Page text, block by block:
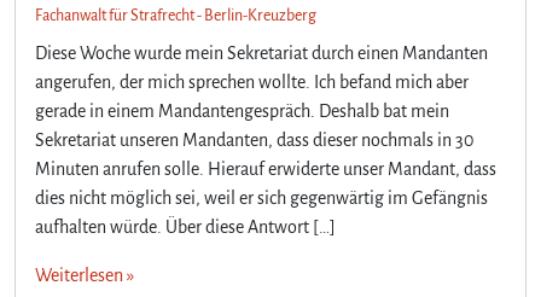
Fachanwalt für Strafrecht - Berlin-Kreuzberg
Diese Woche wurde mein Sekretariat durch einen Mandanten
angerufen, der mich sprechen wollte. Ich befand mich aber
gerade in einem Mandantengespräch. Deshalb bat mein
Sekretariat unseren Mandanten, dass dieser nochmals in 30
Minuten anrufen solle. Hierauf erwiderte unser Mandant, dass
dies nicht möglich sei, weil er sich gegenwärtig im Gefängnis
aufhalten würde. Über diese Antwort […]
Weiterlesen »